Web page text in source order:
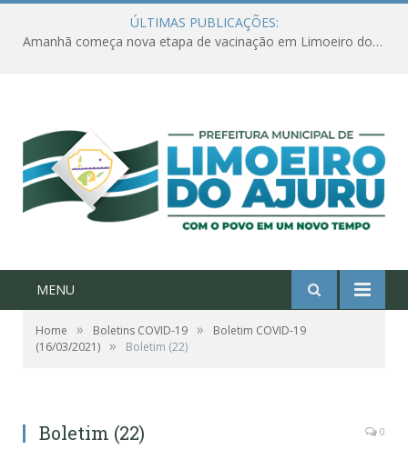
ÚLTIMAS PUBLICAÇÕES:
Amanhã começa nova etapa de vacinação em Limoeiro do Ajuru para idosos com 65 ou mais
MENU
Home » Boletins COVID-19 »
Boletim COVID-19
(16/03/2021) » Boletim (22)
Boletim (22) 0